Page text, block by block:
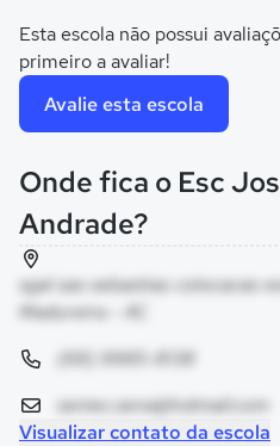
Esta escola não possui
primeiro a avaliar!
Avalie esta escola
Onde fica o Esc
Andrade?
sgal sao sebastiao colocacao
Madureira - AC
(68) 9985-8138
semec.sena@hotmail.com
Visualizar contato da escola